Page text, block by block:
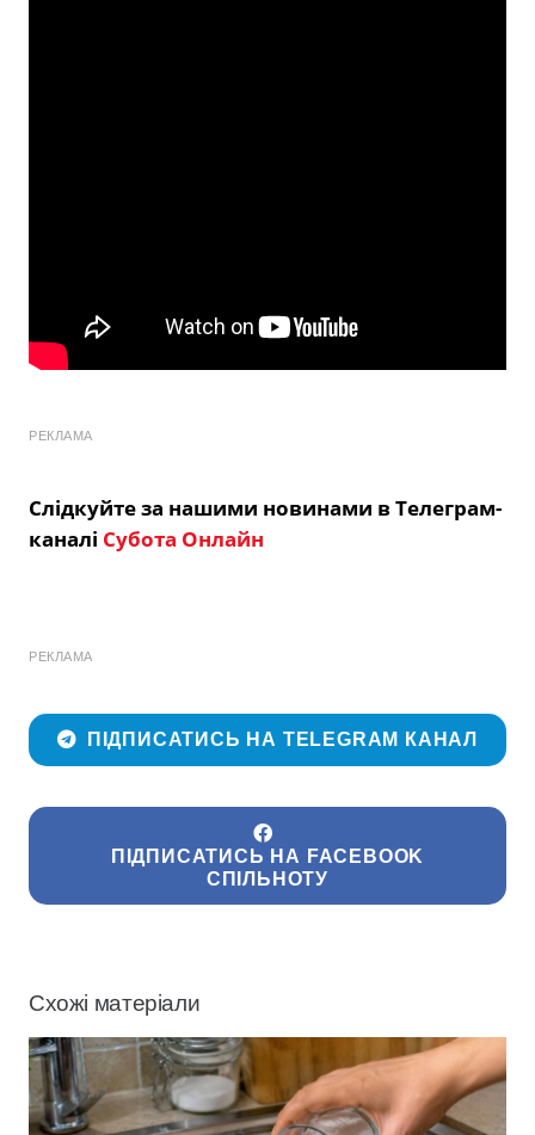
РЕКЛАМА
Слідкуйте за нашими новинами в Телеграм-
каналі Субота Онлайн
РЕКЛАМА
ПІДПИСАТИСЬ НА TELEGRAM КАНАЛ
ПІДПИСАТИСЬ НА FACEBOOK
СПІЛЬНОТУ
Схожі матеріали